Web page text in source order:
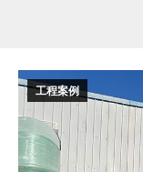
工程案例